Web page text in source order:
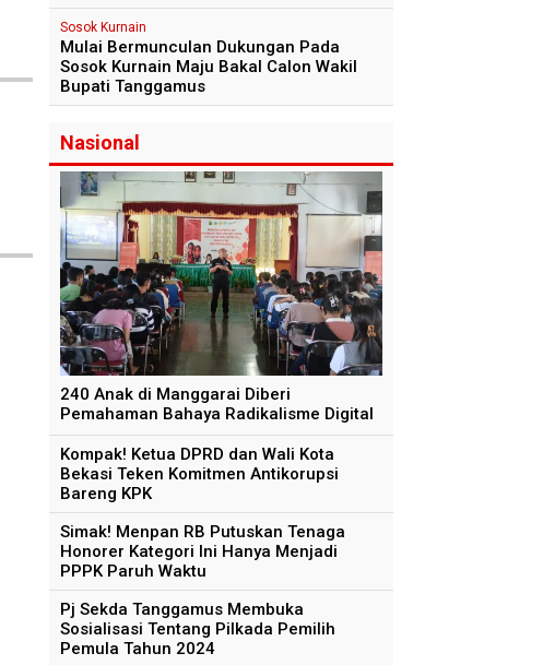
Sosok Kurnain
Mulai Bermunculan Dukungan Pada
Sosok Kurnain Maju Bakal Calon Wakil
Bupati Tanggamus
Nasional
240 Anak di Manggarai Diberi
Pemahaman Bahaya Radikalisme Digital
Kompak! Ketua DPRD dan Wali Kota
Bekasi Teken Komitmen Antikorupsi
Bareng KPK
Simak! Menpan RB Putuskan Tenaga
Honorer Kategori Ini Hanya Menjadi
PPPK Paruh Waktu
Pj Sekda Tanggamus Membuka
Sosialisasi Tentang Pilkada Pemilih
Pemula Tahun 2024